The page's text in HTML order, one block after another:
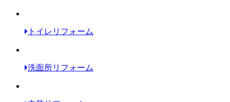
トイレリフォーム
洗面所リフォーム